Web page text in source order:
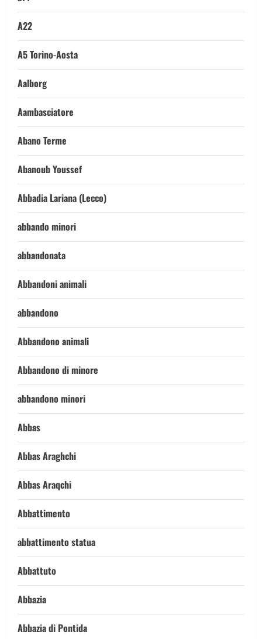
A22
A5 Torino-Aosta
Aalborg
Aambasciatore
Abano Terme
Abanoub Youssef
Abbadia Lariana (Lecco)
abbando minori
abbandonata
Abbandoni animali
abbandono
Abbandono animali
Abbandono di minore
abbandono minori
Abbas
Abbas Araghchi
Abbas Araqchi
Abbattimento
abbattimento statua
Abbattuto
Abbazia
Abbazia di Pontida